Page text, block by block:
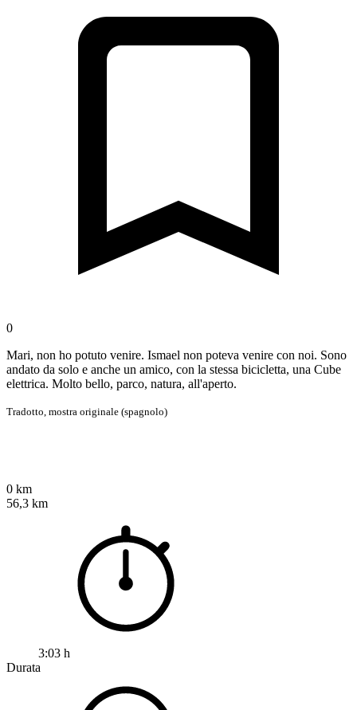
0
Mari, non ho potuto venire. Ismael non poteva venire con noi. Sono
andato da solo e anche un amico, con la stessa bicicletta, una Cube
elettrica. Molto bello, parco, natura, all'aperto.
Tradotto, mostra originale (spagnolo)
0 km
56,3 km
3:03 h
Durata